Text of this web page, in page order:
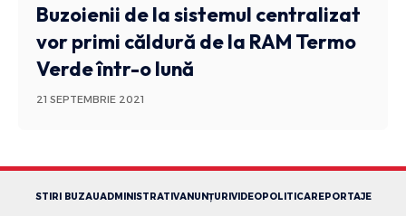
Buzoienii de la sistemul centralizat
vor primi căldură de la RAM Termo
Verde într-o lună
21 SEPTEMBRIE 2021
STIRI BUZAUADMINISTRATIVANUNȚURI VIDEOPOLITICAREPORTAJE